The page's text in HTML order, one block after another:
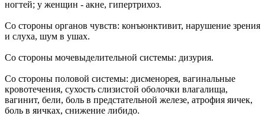
ногтей; у женщин - акне, гипертрихоз.
Со стороны органов чувств: конъюнктивит, нарушение зрения
и слуха, шум в ушах.
Со стороны мочевыделительной системы: дизурия.
Со стороны половой системы: дисменорея, вагинальные
кровотечения, сухость слизистой оболочки влагалища,
вагинит, бели, боль в предстательной железе, атрофия яичек,
боль в яичках, снижение либидо.